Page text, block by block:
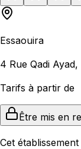
Essaouira
4 Rue Qadi
Tarifs à partir de
Être mis en
Cet